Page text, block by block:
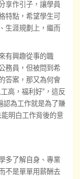
享作引子，讓學員
特點，希望學生可
生涯規劃上，繼而
有興趣從事的職
務員，但被問到希
答案，那又為何會
高，福利好”，這反
認為工作就是為了賺
能明白工作背後的意
多了解自身、專業
不是單單用薪酬去